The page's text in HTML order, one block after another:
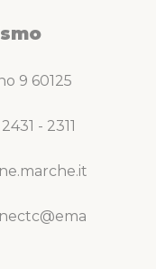
9 60125
- 2311